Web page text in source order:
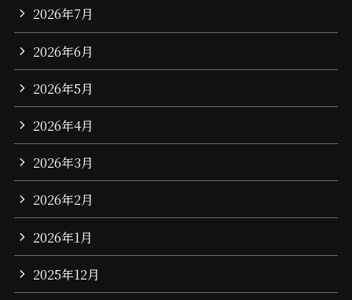
2026年7月
2026年6月
2026年5月
2026年4月
2026年3月
2026年2月
2026年1月
2025年12月